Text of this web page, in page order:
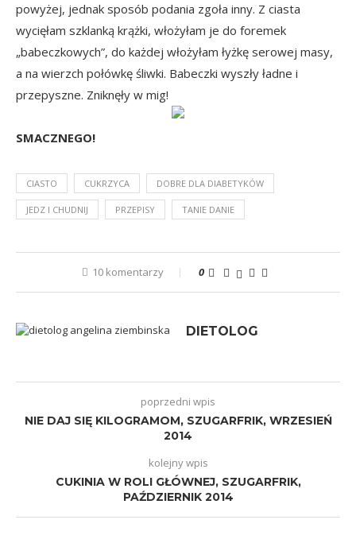
powyżej, jednak sposób podania zgoła inny. Z ciasta
wycięłam szklanką krążki, włożyłam je do foremek
„babeczkowych”, do każdej włożyłam łyżkę serowej masy,
a na wierzch połówkę śliwki. Babeczki wyszły ładne i
przepyszne. Zniknęły w mig!
SMACZNEGO!
CIASTO CUKRZYCA DOBRE DLA DIABETYKÓW
JEDZ I CHUDNIJ PRZEPISY TANIE DANIE
10 komentarzy 0
DIETOLOG
poprzedni wpis
NIE DAJ SIĘ KILOGRAMOM, SZUGARFRIK, WRZESIEŃ
2014
kolejny wpis
CUKINIA W ROLI GŁÓWNEJ, SZUGARFRIK,
PAŹDZIERNIK 2014